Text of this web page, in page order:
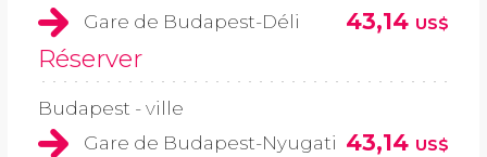
Gare de Budapest-Déli
43,14 US$
Réserver
Budapest - ville
Gare de Budapest-Nyugati 43,14 US$